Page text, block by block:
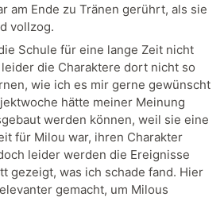
am Ende zu Tränen gerührt, als sie
vollzog.
Schule für eine lange Zeit nicht
die Charaktere dort nicht so
wie ich es mir gerne gewünscht
hätte meiner Meinung
werden können, weil sie eine
für Milou war, ihren Charakter
leider werden die Ereignisse
gezeigt, was ich schade fand. Hier
gemacht, um Milous